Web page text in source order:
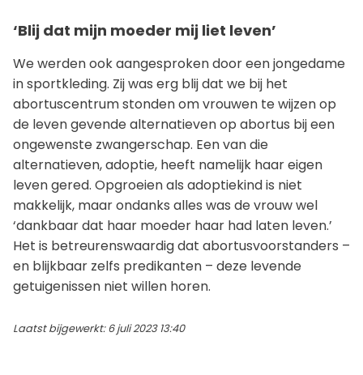
‘Blij dat mijn moeder mij liet leven’
We werden ook aangesproken door een jongedame
in sportkleding. Zij was erg blij dat we bij het
abortuscentrum stonden om vrouwen te wijzen op
de leven gevende alternatieven op abortus bij een
ongewenste zwangerschap. Een van die
alternatieven, adoptie, heeft namelijk haar eigen
leven gered. Opgroeien als adoptiekind is niet
makkelijk, maar ondanks alles was de vrouw wel
‘dankbaar dat haar moeder haar had laten leven.’
Het is betreurenswaardig dat abortusvoorstanders –
en blijkbaar zelfs predikanten – deze levende
getuigenissen niet willen horen.
Laatst bijgewerkt: 6 juli 2023 13:40